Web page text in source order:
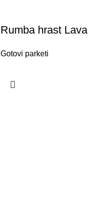
Rumba hrast Lava
Gotovi parketi